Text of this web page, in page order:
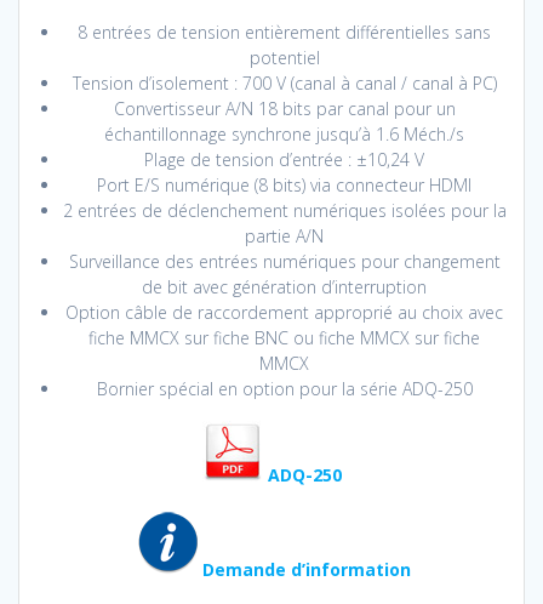
8 entrées de tension entièrement différentielles sans
potentiel
Tension d’isolement : 700 V (canal à canal / canal à PC)
Convertisseur A/N 18 bits par canal pour un
échantillonnage synchrone jusqu’à 1.6 Méch./s
Plage de tension d’entrée : ±10,24 V
Port E/S numérique (8 bits) via connecteur HDMI
2 entrées de déclenchement numériques isolées pour la
partie A/N
Surveillance des entrées numériques pour changement
de bit avec génération d’interruption
Option câble de raccordement approprié au choix avec
fiche MMCX sur fiche BNC ou fiche MMCX sur fiche
MMCX
Bornier spécial en option pour la série ADQ-250
ADQ-250
Demande d’information